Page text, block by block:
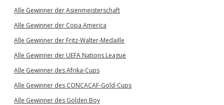
Alle Gewinner der Asienmeisterschaft
Alle Gewinner der Copa America
Alle Gewinner der Fritz-Walter-Medaille
Alle Gewinner der UEFA Nations League
Alle Gewinner des Afrika-Cups
Alle Gewinner des CONCACAF-Gold-Cups
Alle Gewinner des Golden Boy